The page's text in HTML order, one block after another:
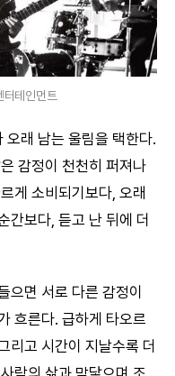
테인먼트
오래 남는 울림을 택한다.
감정이 천천히 퍼져나
게 소비되기보다, 오래
간보다, 듣고 난 뒤에 더
으면 서로 다른 감정이
흐른다. 급하게 타오르
리고 시간이 지날수록 더